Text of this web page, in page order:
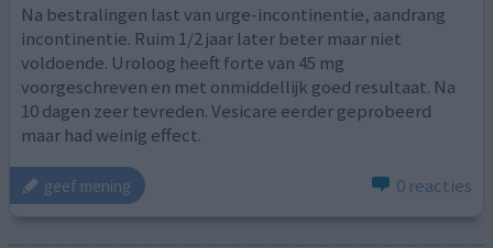
Na bestralingen last van urge-incontinentie, aandrang
incontinentie. Ruim 1/2 jaar later beter maar niet
voldoende. Uroloog heeft forte van 45 mg
voorgeschreven en met onmiddellijk goed resultaat. Na
10 dagen zeer tevreden. Vesicare eerder geprobeerd
maar had weinig effect.
geef mening 0 reacties